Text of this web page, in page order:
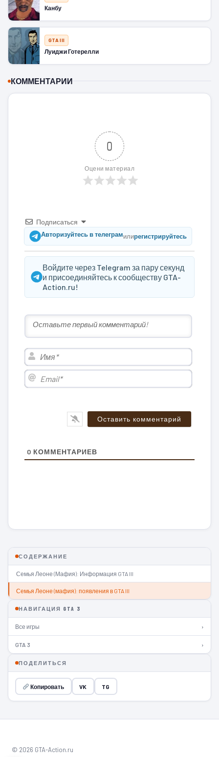
Канбу
GTA III
Луиджи Готерелли
КОММЕНТАРИИ
0
Оцени материал
Подписаться
Авторизуйтесь в телеграмилирегистрируйтесь
Войдите через Telegram за пару секунд
и присоединяйтесь к сообществу GTA-
Action.ru!
Имя*
Email*
0 КОММЕНТАРИЕВ
СОДЕРЖАНИЕ
Семья Леоне (Мафия): Информация GTA III
Семья Леоне (мафия): появления в GTA III
НАВИГАЦИЯ GTA 3
Все игры ›
GTA 3 ›
ПОДЕЛИТЬСЯ
Копировать VK TG
© 2026 GTA-Action.ru